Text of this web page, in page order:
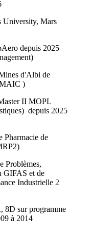
University, Mars
depuis 2025
d'Albi de
)
II MOPL
depuis 2025
Pharmacie de
Problèmes,
GIFAS et de
Industrielle 2
8D sur programme
à 2014